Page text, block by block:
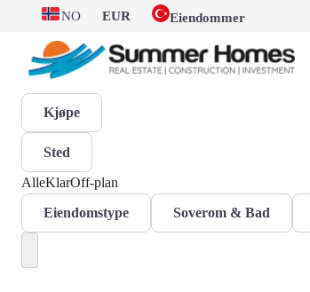
NO EUR Eiendommer
Kjøpe
Sted
AlleKlarOff-plan
Eiendomstype Soverom & Bad